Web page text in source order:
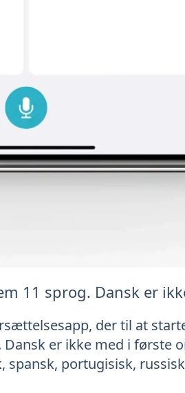
11 sprog. Dansk er
der til at
er ikke med i første
portugisisk,